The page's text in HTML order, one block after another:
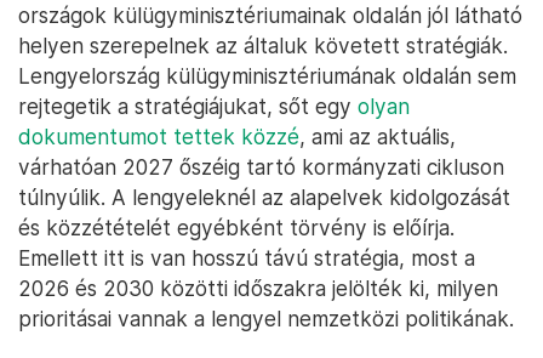
országok külügyminisztériumainak oldalán jól látható
helyen szerepelnek az általuk követett stratégiák.
Lengyelország külügyminisztériumának oldalán sem
rejtegetik a stratégiájukat, sőt egy olyan
dokumentumot tettek közzé, ami az aktuális,
várhatóan 2027 őszéig tartó kormányzati cikluson
túlnyúlik. A lengyeleknél az alapelvek kidolgozását
és közzétételét egyébként törvény is előírja.
Emellett itt is van hosszú távú stratégia, most a
2026 és 2030 közötti időszakra jelölték ki, milyen
prioritásai vannak a lengyel nemzetközi politikának.